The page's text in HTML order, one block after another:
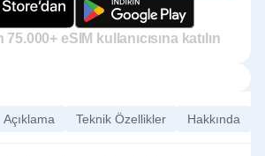
eSIM kullanıcısına katılın
Açıklama Teknik Özellikler Hakkında